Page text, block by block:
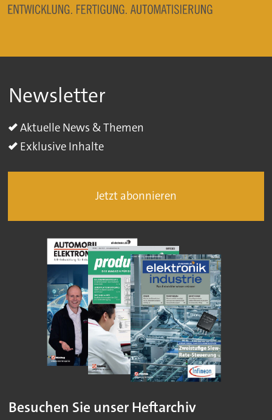
Newsletter
Aktuelle News & Themen
Exklusive Inhalte
Jetzt abonnieren
Besuchen Sie unser Heftarchiv